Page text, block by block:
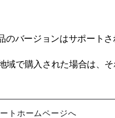
のバージョンはサポートさ
域で購入された場合は、
トホームページへ